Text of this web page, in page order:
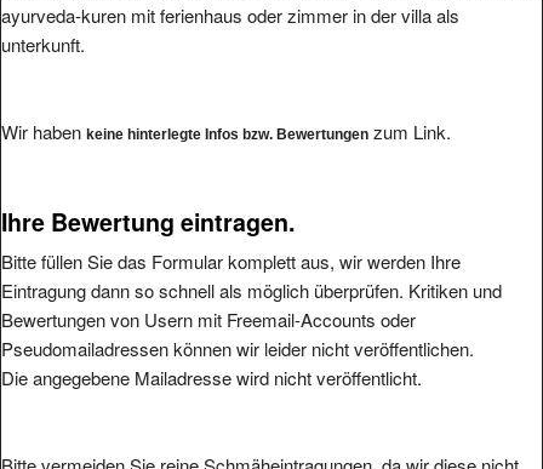
ayurveda-kuren mit ferienhaus oder zimmer in der villa als
unterkunft.
Wir haben keine hinterlegte Infos bzw. Bewertungen zum Link.
Ihre Bewertung eintragen.
Bitte füllen Sie das Formular komplett aus, wir werden Ihre
Eintragung dann so schnell als möglich überprüfen. Kritiken und
Bewertungen von Usern mit Freemail-Accounts oder
Pseudomailadressen können wir leider nicht veröffentlichen.
Die angegebene Mailadresse wird nicht veröffentlicht.